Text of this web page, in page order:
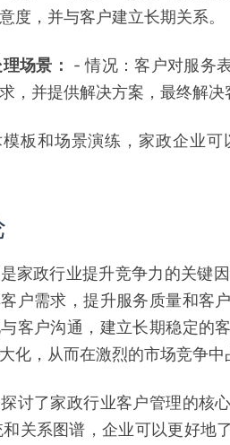
度，并与客户建立长期关系。
场景：
- 情况：客户对服务
，并提供解决方案，最终解决
板和场景演练，家政企业
家政行业提升竞争力的关键
户需求，提升服务质量和客
客户沟通，建立长期稳定的
化，从而在激烈的市场竞争中
探讨了家政行业客户管理的
关系图谱，企业可以更好地